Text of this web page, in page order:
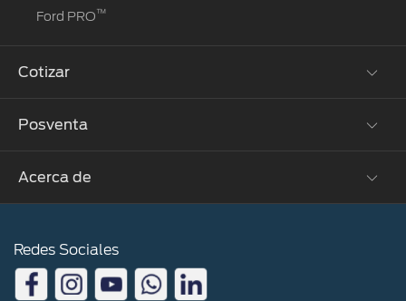
Ford PRO™
Cotizar
Solicitar cotización
Posventa
Propietarios Ford
Agendamiento Online
Programa de mantenimiento
Acerca de
Noticias del Mundo
Redes Sociales